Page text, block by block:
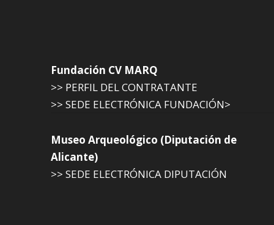
Fundación CV MARQ
>> PERFIL DEL CONTRATANTE
>> SEDE ELECTRÓNICA FUNDACIÓN>
Museo Arqueológico (Diputación de
Alicante)
>> SEDE ELECTRÓNICA DIPUTACIÓN